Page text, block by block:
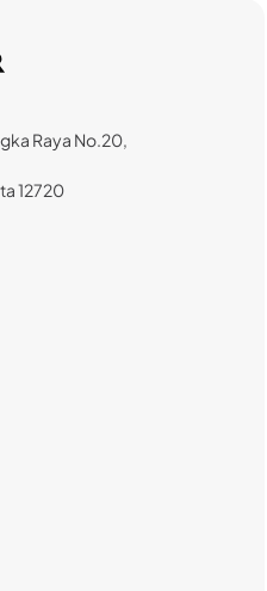
Raya No.20,
12720